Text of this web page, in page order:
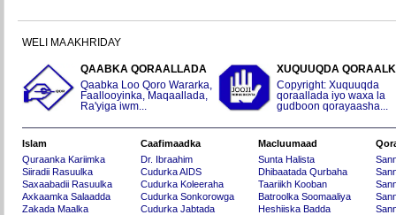
WELI MA AKHRIDAY
QAABKA QORAALLADA
Qaabka Loo Qoro Wararka,
Faallooyinka, Maqaallada,
Ra'yiga iwm...
XUQUUQDA
Copyright: Xuquuqda
qoraallada iyo waxa la
gudboon qorayaasha...
Islam
Quraanka Kariimka
Siiradii Rasuulka
Saxaabadii Rasuulka
Axkaamka Salaadda
Zakada Maalka
Caafimaadka
Dr. Ibraahim
Cudurka AIDS
Cudurka Koleeraha
Cudurka Sonkorowga
Cudurka Jabtada
Macluumaad
Sunta Halista
Dhibaatada Qurbaha
Taariikh Kooban
Batroolka Soomaaliya
Heshiiska Badda